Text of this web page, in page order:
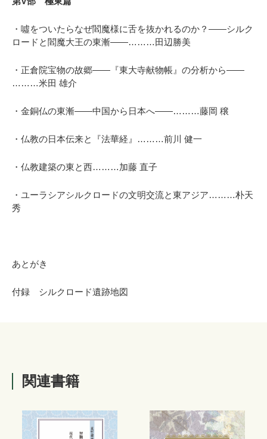
・噓をついたらなぜ閻魔様に舌を抜かれるのか？——シルク
ロードと閻魔大王の東漸——………田辺勝美
・正倉院宝物の故郷——『東大寺献物帳』の分析から——
………米田 雄介
・金銅仏の東漸——中国から日本へ——………藤岡 穣
・仏教の日本伝来と『法華経』………前川 健一
・仏教建築の東と西………加藤 直子
・ユーラシアシルクロードの文明交流と東アジア………朴天
秀
あとがき
付録 シルクロード遺跡地図
関連書籍